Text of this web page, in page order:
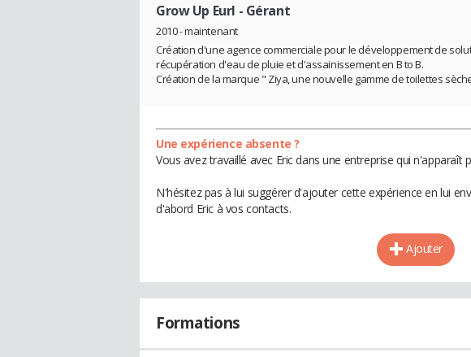
Grow Up Eurl - Gérant
2010 - maintenant
Création d'une agence commerciale pour le développement de
récupération d'eau de pluie et d'assainissement en B to B.
Création de la marque " Ziya, une nouvelle gamme de toilettes
Une expérience absente ?
Vous avez travaillé avec Eric dans une entreprise qui n'apparaît
N'hésitez pas à lui suggérer d'ajouter cette expérience en lui
d'abord Eric à vos contacts.
Ajouter
Formations